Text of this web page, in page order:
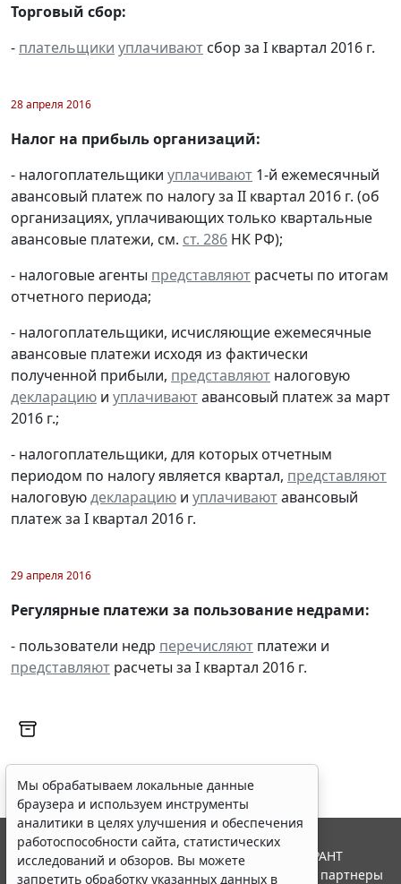
Торговый сбор:
- плательщики уплачивают сбор за I квартал 2016 г.
28 апреля 2016
Налог на прибыль организаций:
- налогоплательщики уплачивают 1-й ежемесячный
авансовый платеж по налогу за II квартал 2016 г. (об
организациях, уплачивающих только квартальные
авансовые платежи, см. ст. 286 НК РФ);
- налоговые агенты представляют расчеты по итогам
отчетного периода;
- налогоплательщики, исчисляющие ежемесячные
авансовые платежи исходя из фактически
полученной прибыли, представляют налоговую
декларацию и уплачиваютавансовый платеж за март
2016 г.;
- налогоплательщики, для которых отчетным
периодом по налогу является квартал, представляют
налоговуюдекларацию и уплачиваютавансовый
платеж за I квартал 2016 г.
29 апреля 2016
Регулярные платежи за пользование недрами:
- пользователи недр перечисляют платежи и
представляют расчеты за I квартал 2016 г.
Мы обрабатываем локальные данные
браузера и используем инструменты
аналитики в целях улучшения и обеспечения
работоспособности сайта, статистических
исследований и обзоров. Вы можете
запретить обработку указанных данных в
© ООО "НПП "ГАРАНТ-СЕРВИС", 2026. Система ГАРАНТ
выпускается с 1990 года. Компания "Гарант" и ее партнеры